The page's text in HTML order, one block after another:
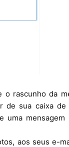
o rascunho da
de sua caixa
mensagem
aos seus e-